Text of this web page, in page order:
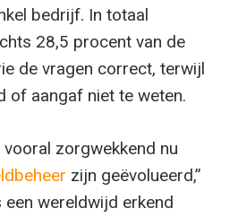
bedrijf. In totaal
28,5 procent van de
de vragen correct, terwijl
of aangaf niet te weten.
zorgwekkend nu
zijn geëvolueerd,”
wereldwijd erkend